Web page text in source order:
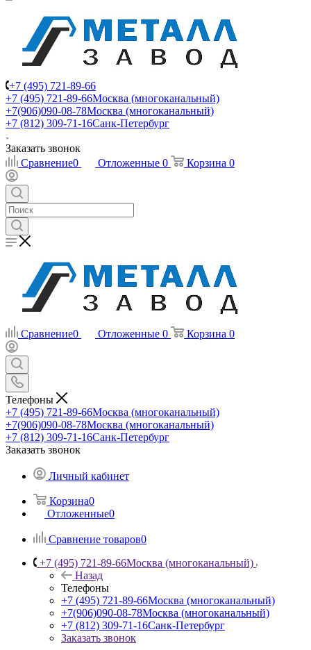
+7 (495) 721-89-66
+7 (495) 721-89-66Москва (многоканальный)
+7(906)090-08-78Москва (многоканальный)
+7 (812) 309-71-16Санк-Петербург
Заказать звонок
Сравнение0 Отложенные 0 Корзина 0
Сравнение0 Отложенные 0 Корзина 0
Телефоны
+7 (495) 721-89-66Москва (многоканальный)
+7(906)090-08-78Москва (многоканальный)
+7 (812) 309-71-16Санк-Петербург
Заказать звонок
Личный кабинет
Корзина0
Отложенные0
Сравнение товаров0
+7 (495) 721-89-66Москва (многоканальный)
Назад
Телефоны
+7 (495) 721-89-66Москва (многоканальный)
+7(906)090-08-78Москва (многоканальный)
+7 (812) 309-71-16Санк-Петербург
Заказать звонок